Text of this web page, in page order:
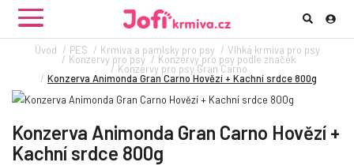
Úvod PES Krmiva a pamlsky pro psy Vlhká krmiva pro psy
Konzervy pro psy Konzervy pro psy podle značek
Konzervy pro psy Gran Carno
Konzerva Animonda Gran Carno Hovězí + Kachní srdce 800g
Konzerva Animonda Gran Carno Hovězí +
Kachní srdce 800g